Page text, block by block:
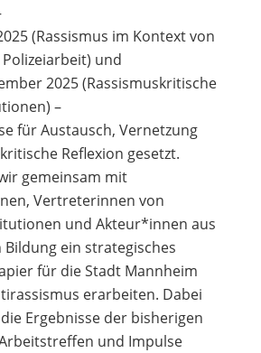
(Rassismus im Kontext von
und
2025 (Rassismuskritische
–
für Austausch, Vernetzung
Reflexion gesetzt.
gemeinsam mit
Vertreterinnen von
und Akteur*innen aus
ein strategisches
für die Stadt Mannheim
erarbeiten. Dabei
Ergebnisse der bisherigen
und Impulse